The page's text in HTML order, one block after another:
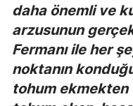
daha önemli ve
arzusunun
Fermanı ile her
noktanın
tohum ekmekten